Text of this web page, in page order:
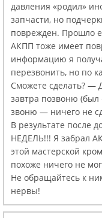
давления «родил»
запчасти, но
поврежден. Прошло
АКПП тоже имеет
информацию я
перезвонить, но по
Сможете сделать? —
завтра позвоню
звоню — ничего не
В результате после
НЕДЕЛЬ!!! Я забрал
этой мастерской
похоже ничего не
Не обращайтесь к
нервы!